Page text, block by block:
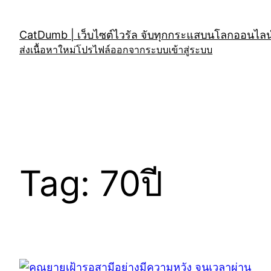
content
CatDumb | เว็บไซต์ไวรัล จับทุกกระแสบนโลกออนไ
ส่งเนื้อหาใหม่โปรไฟล์ออกจากระบบเข้าสู่ระบบ
Tag: 70ปี